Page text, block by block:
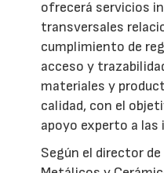
ofrecerá servicios
transversales
cumplimiento de
acceso y
materiales y
calidad, con el
apoyo experto a
Según el director